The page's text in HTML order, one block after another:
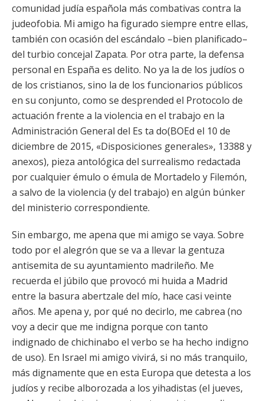
comunidad judía española más combativas contra la
judeofobia. Mi amigo ha figurado siempre entre ellas,
también con ocasión del escándalo –bien planificado–
del turbio concejal Zapata. Por otra parte, la defensa
personal en España es delito. No ya la de los judíos o
de los cristianos, sino la de los funcionarios públicos
en su conjunto, como se desprended el Protocolo de
actuación frente a la violencia en el trabajo en la
Administración General del Es ta do(BOEd el 10 de
diciembre de 2015, «Disposiciones generales», 13388 y
anexos), pieza antológica del surrealismo redactada
por cualquier émulo o émula de Mortadelo y Filemón,
a salvo de la violencia (y del trabajo) en algún búnker
del ministerio correspondiente.
Sin embargo, me apena que mi amigo se vaya. Sobre
todo por el alegrón que se va a llevar la gentuza
antisemita de su ayuntamiento madrileño. Me
recuerda el júbilo que provocó mi huida a Madrid
entre la basura abertzale del mío, hace casi veinte
años. Me apena y, por qué no decirlo, me cabrea (no
voy a decir que me indigna porque con tanto
indignado de chichinabo el verbo se ha hecho indigno
de uso). En Israel mi amigo vivirá, si no más tranquilo,
más dignamente que en esta Europa que detesta a los
judíos y recibe alborozada a los yihadistas (el jueves,